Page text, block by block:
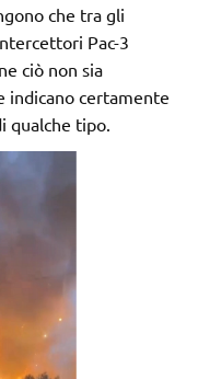
che tra gli
Pac-3
ciò non sia
indicano certamente
qualche tipo.